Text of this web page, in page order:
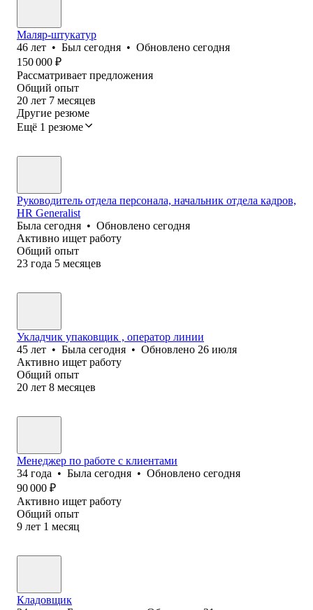
Маляр-штукатур
46 лет • Был сегодня • Обновлено сегодня
150 000 ₽
Рассматривает предложения
Общий опыт
20 лет 7 месяцев
Другие резюме
Ещё 1 резюме
Руководитель отдела персонала, начальник отдела кадров,
HR Generalist
Была сегодня • Обновлено сегодня
Активно ищет работу
Общий опыт
23 года 5 месяцев
Укладчик упаковщик , оператор линии
45 лет • Была сегодня • Обновлено 26 июля
Активно ищет работу
Общий опыт
20 лет 8 месяцев
Менеджер по работе с клиентами
34 года • Была сегодня • Обновлено сегодня
90 000 ₽
Активно ищет работу
Общий опыт
9 лет 1 месяц
Кладовщик